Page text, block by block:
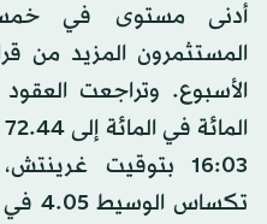
أدنى مستوى في
المستثمرون المزيد من
16:03 بتوقيت